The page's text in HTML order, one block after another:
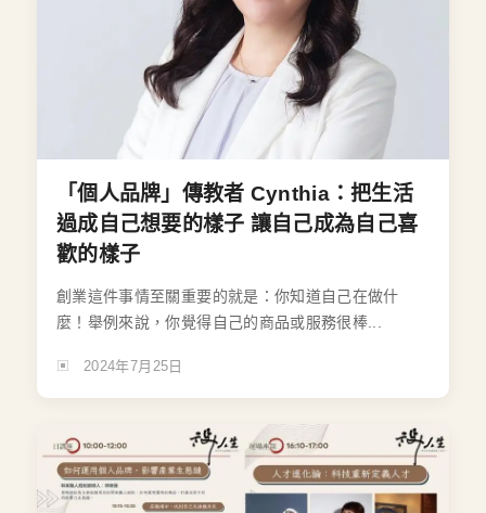
「個人品牌」傳教者 Cynthia：把生活
過成自己想要的樣子 讓自己成為自己喜
歡的樣子
創業這件事情至關重要的就是：你知道自己在做什
麼！舉例來說，你覺得自己的商品或服務很棒...
2024年7月25日